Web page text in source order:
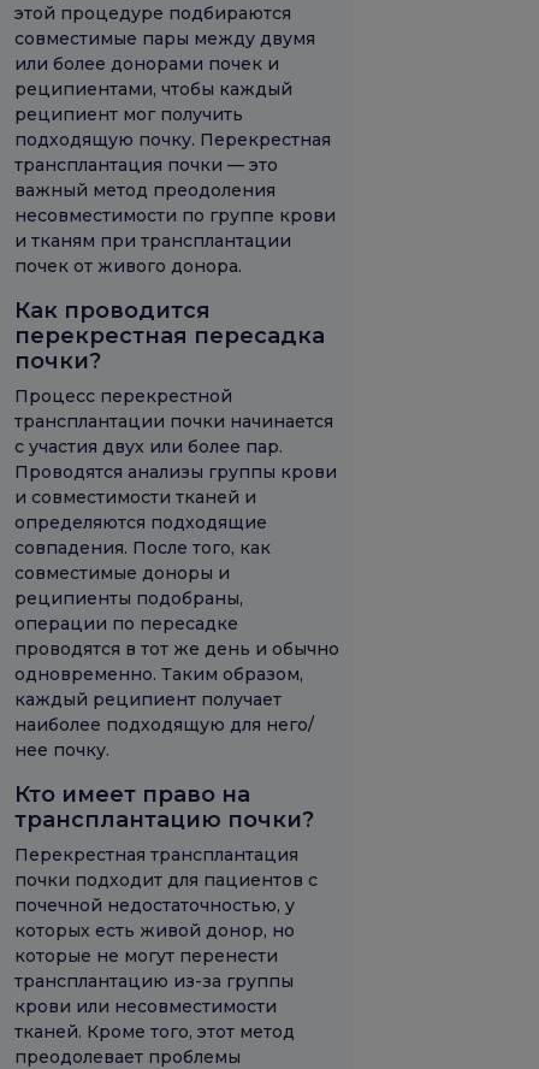
этой процедуре подбираются
совместимые пары между двумя
или более донорами почек и
реципиентами, чтобы каждый
реципиент мог получить
подходящую почку. Перекрестная
трансплантация почки — это
важный метод преодоления
несовместимости по группе крови
и тканям при трансплантации
почек от живого донора.
Как проводится
перекрестная пересадка
почки?
Процесс перекрестной
трансплантации почки начинается
с участия двух или более пар.
Проводятся анализы группы крови
и совместимости тканей и
определяются подходящие
совпадения. После того, как
совместимые доноры и
реципиенты подобраны,
операции по пересадке
проводятся в тот же день и обычно
одновременно. Таким образом,
каждый реципиент получает
наиболее подходящую для него/
нее почку.
Кто имеет право на
трансплантацию почки?
Перекрестная трансплантация
почки подходит для пациентов с
почечной недостаточностью, у
которых есть живой донор, но
которые не могут перенести
трансплантацию из-за группы
крови или несовместимости
тканей. Кроме того, этот метод
преодолевает проблемы